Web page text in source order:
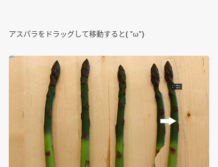
アスパラをドラッグして移動すると( ˘ω˘)